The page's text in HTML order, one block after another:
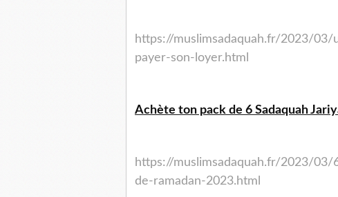
https://muslimsadaquah.fr/2023/
payer-son-loyer.html
Achète ton pack de 6 Sadaquah
https://muslimsadaquah.fr/2023/
de-ramadan-2023.html